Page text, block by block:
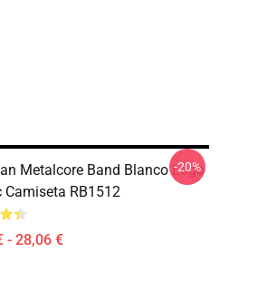
Metalcore Band Blanco Logo
Camiseta RB1512
- 28,06 €
-20%